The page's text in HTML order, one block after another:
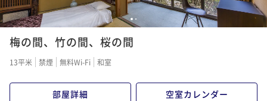
1 2
梅の間、竹の間、桜の間
13平米 禁煙 無料Wi-Fi 和室
部屋詳細 空室カレンダー